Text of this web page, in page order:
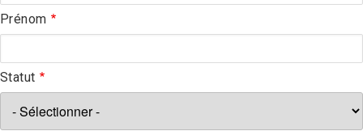
Prénom
Statut